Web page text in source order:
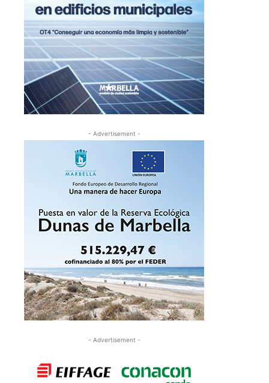
- Advertisement -
- Advertisement -